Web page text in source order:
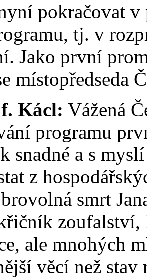
pokračovat
tj. v
Jako první
místopředseda
Kácl: Vážená
programu
snadné a s
z
smrt
zoufalství,
ale mnohých
věcí než stav